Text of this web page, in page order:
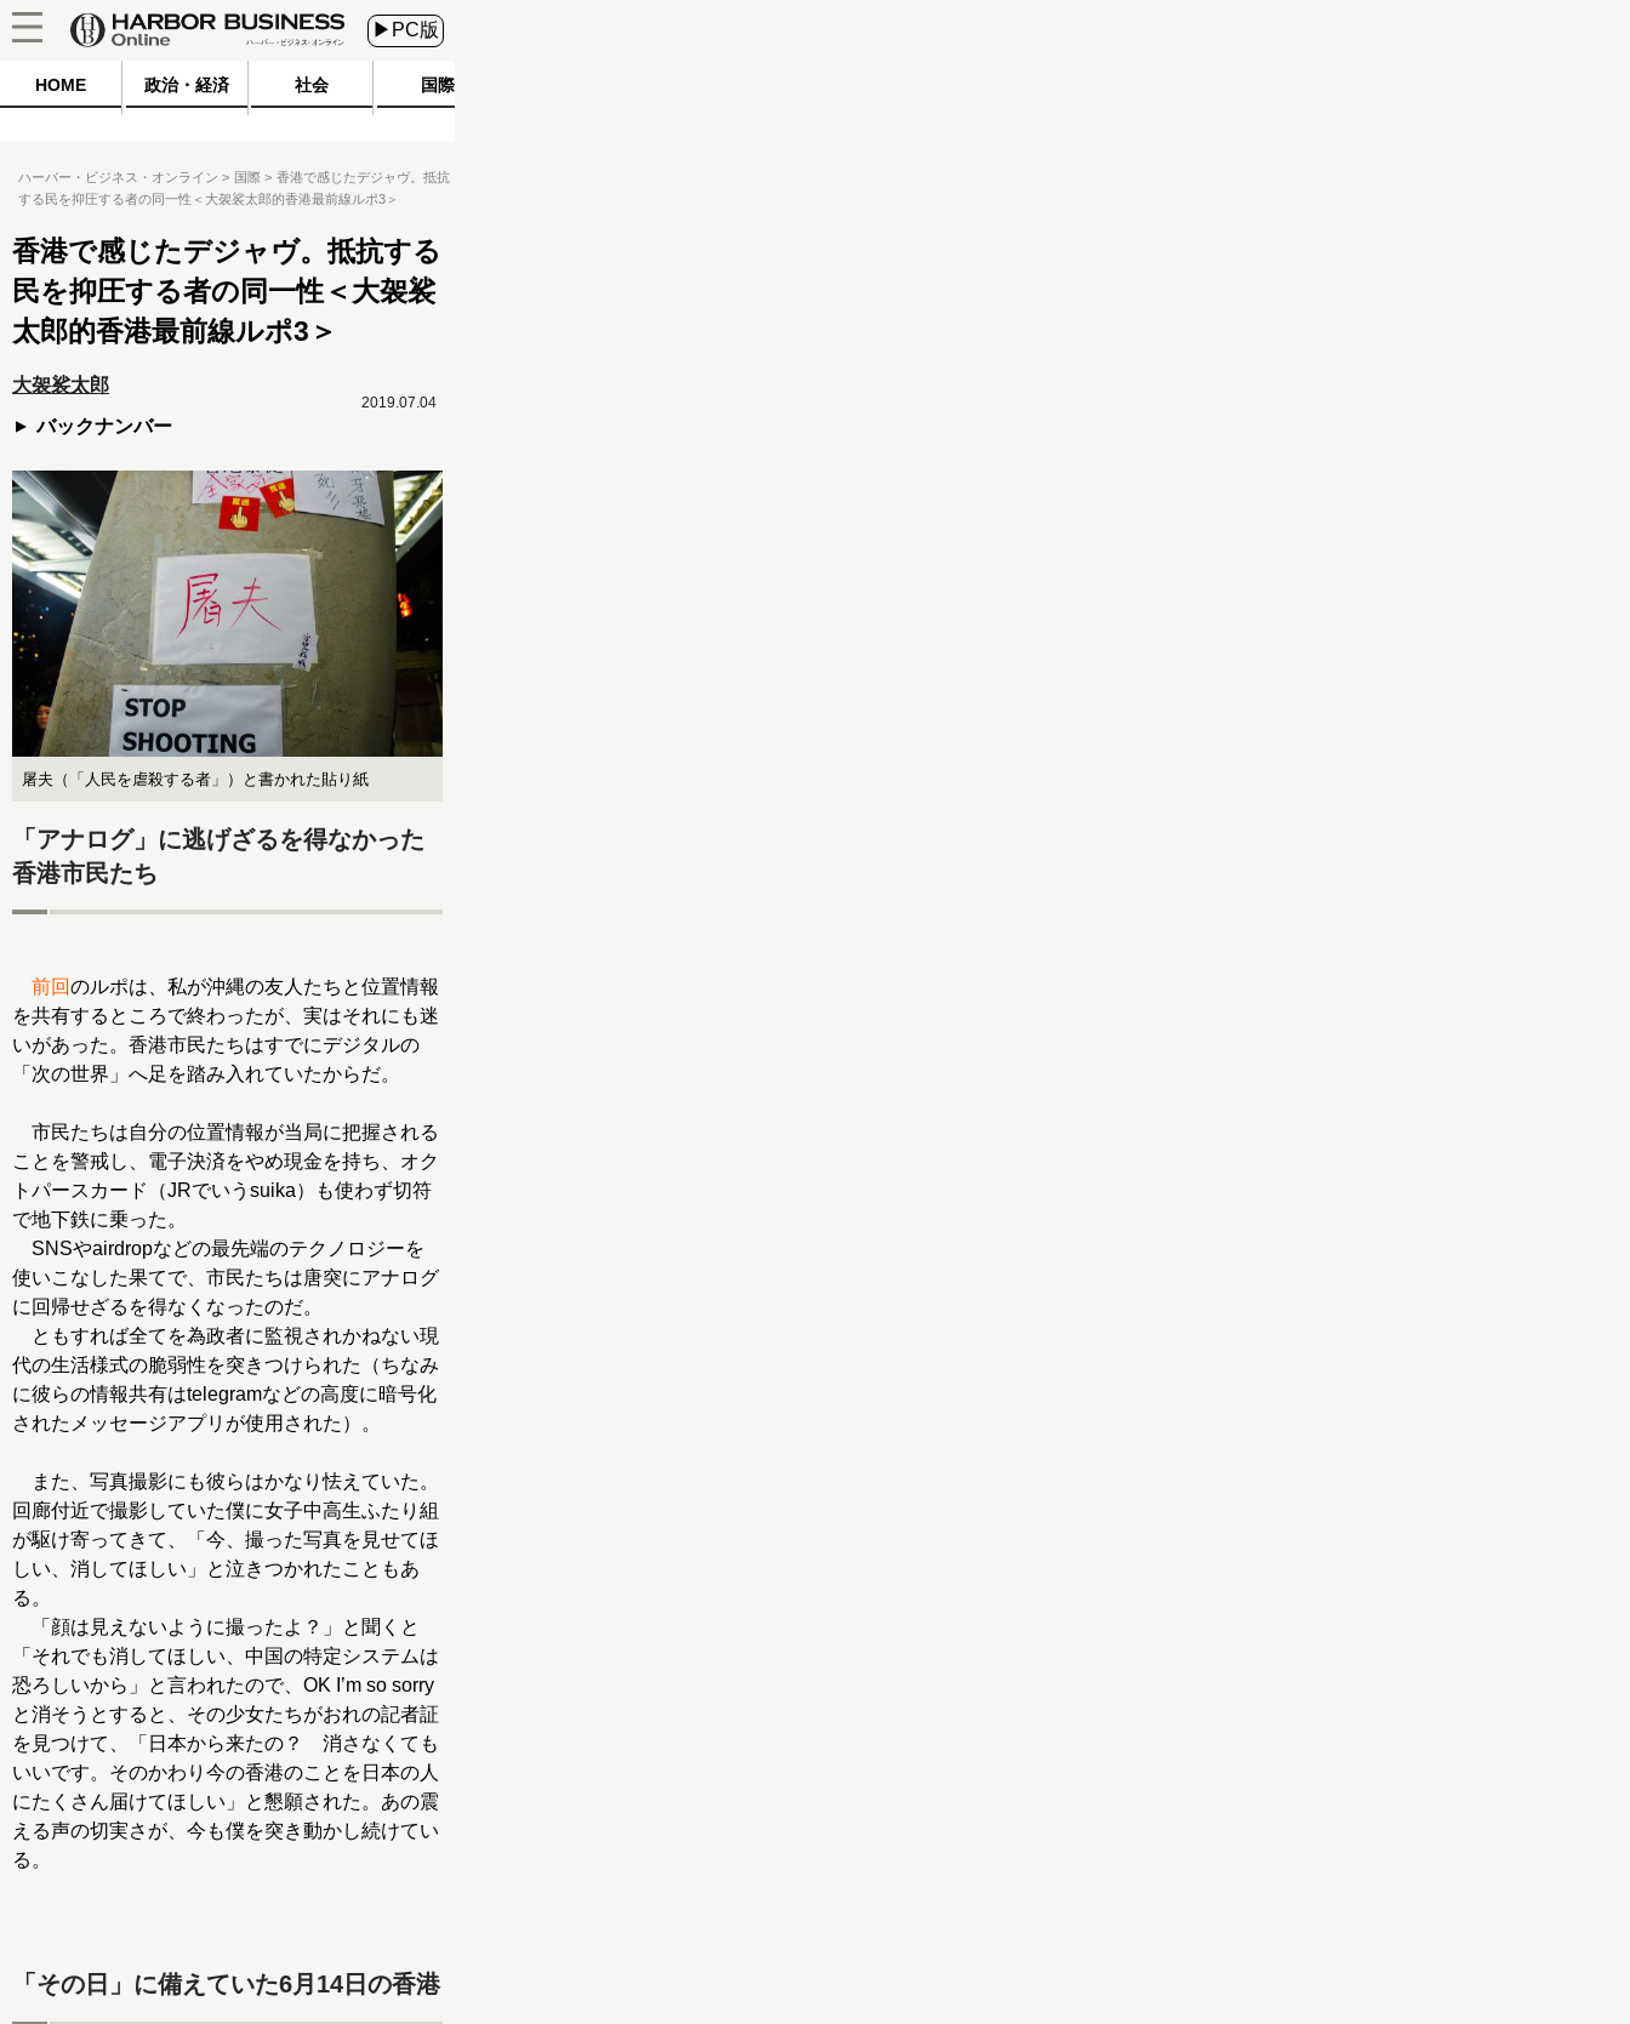
▶PC版
HOME 政治・経済 社会 国際
ハーバー・ビジネス・オンライン 国際
香港で感じたデジャヴ。抵抗
する民を抑圧する者の同一性＜大袈裟太郎的香港最前線ルポ3＞
香港で感じたデジャヴ。抵抗する
民を抑圧する者の同一性＜大袈裟
太郎的香港最前線ルポ3＞
大袈裟太郎
バックナンバー
2019.07.04
屠夫（「人民を虐殺する者」）と書かれた貼り紙
「アナログ」に逃げざるを得なかった
香港市民たち
前回のルポは、私が沖縄の友人たちと位置情報
を共有するところで終わったが、実はそれにも迷
いがあった。香港市民たちはすでにデジタルの
「次の世界」へ足を踏み入れていたからだ。
市民たちは自分の位置情報が当局に把握される
ことを警戒し、電子決済をやめ現金を持ち、オク
トパースカード（JRでいうsuika）も使わず切符
で地下鉄に乗った。
SNSやairdropなどの最先端のテクノロジーを
使いこなした果てで、市民たちは唐突にアナログ
に回帰せざるを得なくなったのだ。
ともすれば全てを為政者に監視されかねない現
代の生活様式の脆弱性を突きつけられた（ちなみ
に彼らの情報共有はtelegramなどの高度に暗号化
されたメッセージアプリが使用された）。
また、写真撮影にも彼らはかなり怯えていた。
回廊付近で撮影していた僕に女子中高生ふたり組
が駆け寄ってきて、「今、撮った写真を見せてほ
しい、消してほしい」と泣きつかれたこともあ
る。
「顔は見えないように撮ったよ？」と聞くと
「それでも消してほしい、中国の特定システムは
恐ろしいから」と言われたので、OK I’m so sorry
と消そうとすると、その少女たちがおれの記者証
を見つけて、「日本から来たの？ 消さなくても
いいです。そのかわり今の香港のことを日本の人
にたくさん届けてほしい」と懇願された。あの震
える声の切実さが、今も僕を突き動かし続けてい
る。
「その日」に備えていた6月14日の香港